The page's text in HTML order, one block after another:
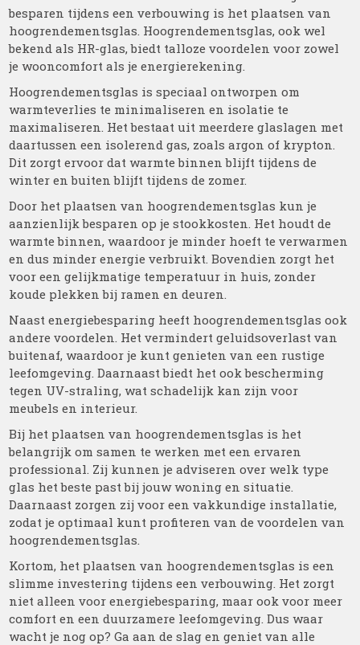
besparen tijdens een verbouwing is het plaatsen van
hoogrendementsglas. Hoogrendementsglas, ook wel
bekend als HR-glas, biedt talloze voordelen voor zowel
je wooncomfort als je energierekening.
Hoogrendementsglas is speciaal ontworpen om
warmteverlies te minimaliseren en isolatie te
maximaliseren. Het bestaat uit meerdere glaslagen met
daartussen een isolerend gas, zoals argon of krypton.
Dit zorgt ervoor dat warmte binnen blijft tijdens de
winter en buiten blijft tijdens de zomer.
Door het plaatsen van hoogrendementsglas kun je
aanzienlijk besparen op je stookkosten. Het houdt de
warmte binnen, waardoor je minder hoeft te verwarmen
en dus minder energie verbruikt. Bovendien zorgt het
voor een gelijkmatige temperatuur in huis, zonder
koude plekken bij ramen en deuren.
Naast energiebesparing heeft hoogrendementsglas ook
andere voordelen. Het vermindert geluidsoverlast van
buitenaf, waardoor je kunt genieten van een rustige
leefomgeving. Daarnaast biedt het ook bescherming
tegen UV-straling, wat schadelijk kan zijn voor
meubels en interieur.
Bij het plaatsen van hoogrendementsglas is het
belangrijk om samen te werken met een ervaren
professional. Zij kunnen je adviseren over welk type
glas het beste past bij jouw woning en situatie.
Daarnaast zorgen zij voor een vakkundige installatie,
zodat je optimaal kunt profiteren van de voordelen van
hoogrendementsglas.
Kortom, het plaatsen van hoogrendementsglas is een
slimme investering tijdens een verbouwing. Het zorgt
niet alleen voor energiebesparing, maar ook voor meer
comfort en een duurzamere leefomgeving. Dus waar
wacht je nog op? Ga aan de slag en geniet van alle